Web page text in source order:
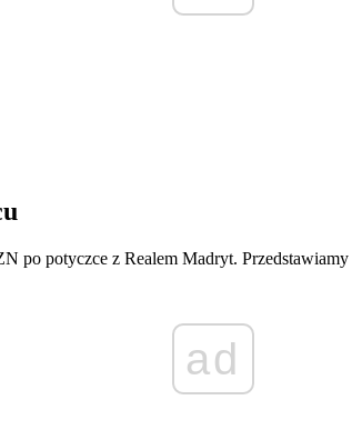
potyczce z Realem Madryt. Przedstawiamy
ad